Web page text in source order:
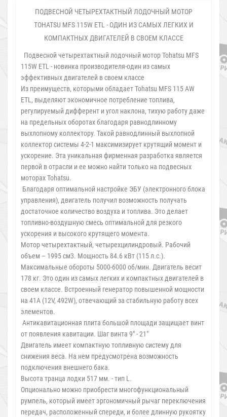
ПОДВЕСНОЙ ЧЕТЫРЕХТАКТНЫЙ ЛОДОЧНЫЙ МОТОР
TOHATSU MFS 115W ETL - ОДИН ИЗ САМЫХ ЛЕГКИХ И
КОМПАКТНЫХ ДВИГАТЕЛЕЙ В СВОЕМ КЛАССЕ
Подвесной четырехтактный лодочный мотор Tohatsu MFS
115W ETL - новинка производителя-один из самых
эффективных двигателей в своем классе
Из преимуществ, которыми обладает Tohatsu MFS 115 AW
ETL, выделяют экономичное потребление топлива,
регулируемый дифферент и угол наклона, тихую работу даже
на предельных оборотах благодаря равнодлинному
выхлопному коллектору. Такой равнодлинный выхлопной
коллектор системы 4-2-1 максимизирует крутящий момент и
ускорение. Эта уникальная фирменная разработка является
первой в отрасли и ее можно найти только на подвесных
моторах Tohatsu.
Благодаря оптимальной настройке ЭБУ (электронного блока
управления), двигатель получил возможность получать
достаточное количество воздуха и топлива. Это делает
топливно-воздушную смесь оптимальной для резкого
ускорения и высокого крутящего момента.
Мотор четырехтактный, четырехцилиндровый. Рабочий
объем – 1995 см3. Мощность 84.6 кВт (115 л.с.).
Максимальные обороты 5000-6000 об/мин. Двигатель весит
178 кг. Это один из самых легких и компактных двигателей в
своем классе. Встроенный генератор повышенной мощности
на 41А (12V, 492W), отвечающий за стабильную работу всех
элементов.
Антикавитационная плита большой площади защищает винт
от появления кавитации. Шаг винта 9" - 21"
Двигатель имеет компактную топливную систему для
снижения веса. На нем предусмотрена возможность
подключения внешнего бака.
Высота транца лодки 517 мм. - тип L.
Опционально можно приобрести многофункциональный
румпель, который имеет эргономичный рычаг переключения
передач, расположенный спереди, и более длинную рукоятку